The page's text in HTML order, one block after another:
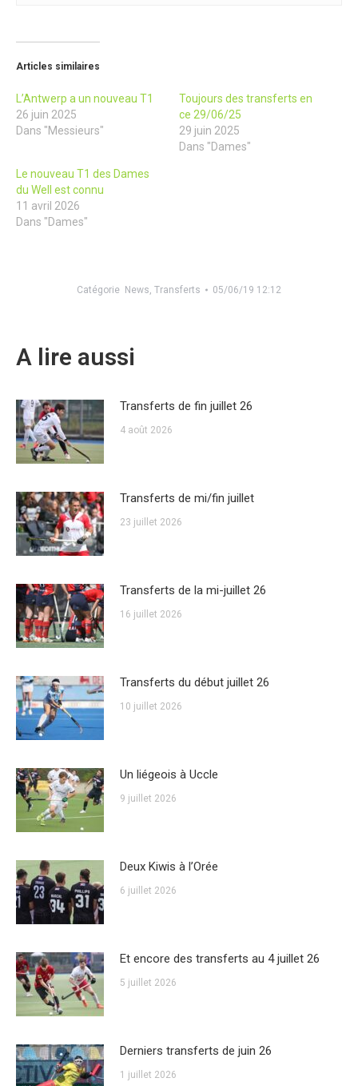
Articles similaires
L’Antwerp a un nouveau T1
26 juin 2025
Dans "Messieurs"
Toujours des transferts en
ce 29/06/25
29 juin 2025
Dans "Dames"
Le nouveau T1 des Dames
du Well est connu
11 avril 2026
Dans "Dames"
Catégorie News, Transferts 05/06/19 12:12
A lire aussi
Transferts de fin juillet 26
4 août 2026
Transferts de mi/fin juillet
23 juillet 2026
Transferts de la mi-juillet 26
16 juillet 2026
Transferts du début juillet 26
10 juillet 2026
Un liégeois à Uccle
9 juillet 2026
Deux Kiwis à l’Orée
6 juillet 2026
Et encore des transferts au 4 juillet 26
5 juillet 2026
Derniers transferts de juin 26
1 juillet 2026